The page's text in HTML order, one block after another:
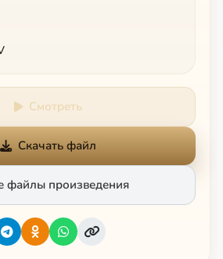
Смотреть
Скачать файл
файлы произведения